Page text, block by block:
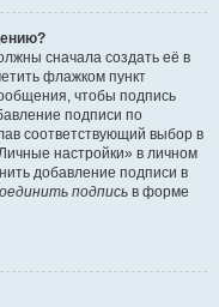
сначала создать её в
флажком пункт
чтобы подпись
подписи по
соответствующий выбор в
настройки» в личном
добавление подписи в
подпись в форме